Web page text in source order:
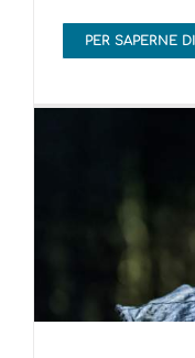
PER SAPERNE
Il